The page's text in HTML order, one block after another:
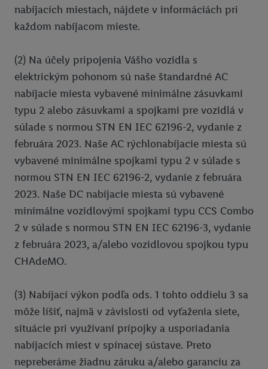
nabíjacích miestach, nájdete v informáciách pri
každom nabíjacom mieste.
(2) Na účely pripojenia Vášho vozidla s
elektrickým pohonom sú naše štandardné AC
nabíjacie miesta vybavené minimálne zásuvkami
typu 2 alebo zásuvkami a spojkami pre vozidlá v
súlade s normou STN EN IEC 62196-2, vydanie z
februára 2023. Naše AC rýchlonabíjacie miesta sú
vybavené minimálne spojkami typu 2 v súlade s
normou STN EN IEC 62196-2, vydanie z februára
2023. Naše DC nabíjacie miesta sú vybavené
minimálne vozidlovými spojkami typu CCS Combo
2 v súlade s normou STN EN IEC 62196-3, vydanie
z februára 2023, a/alebo vozidlovou spojkou typu
CHAdeMO.
(3) Nabíjací výkon podľa ods. 1 tohto oddielu 3 sa
môže líšiť, najmä v závislosti od vyťaženia siete,
situácie pri využívaní prípojky a usporiadania
nabíjacích miest v spínacej sústave. Preto
nepreberáme žiadnu záruku a/alebo garanciu za